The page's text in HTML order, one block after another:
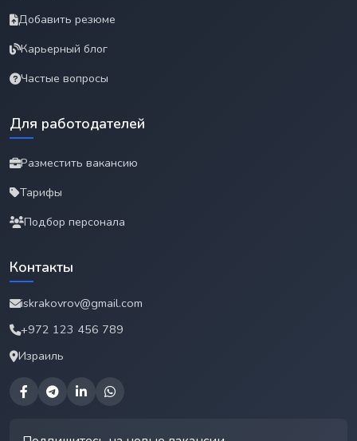
Добавить резюме
Карьерный блог
Частые вопросы
Для работодателей
Разместить вакансию
Тарифы
Подбор персонала
Контакты
iskrakovrov@gmail.com
+972 123 456 789
Израиль